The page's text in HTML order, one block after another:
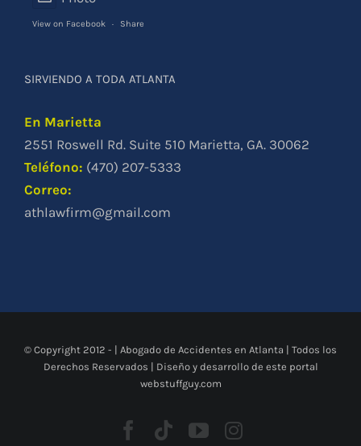
View on Facebook · Share
SIRVIENDO A TODA ATLANTA
En Marietta
2551 Roswell Rd. Suite 510 Marietta, GA. 30062
Teléfono: (470) 207-5333
Correo:
athlawfirm@gmail.com
© Copyright 2012 - | Abogado de Accidentes en Atlanta | Todos los
Derechos Reservados | Diseño y desarrollo de este portal
webstuffguy.com
Facebook
TiktokYouTubeInstagram